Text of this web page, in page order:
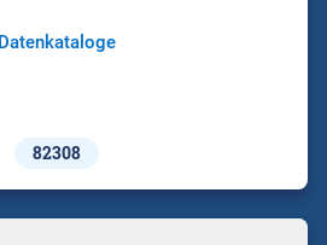
Datenkataloge
82308